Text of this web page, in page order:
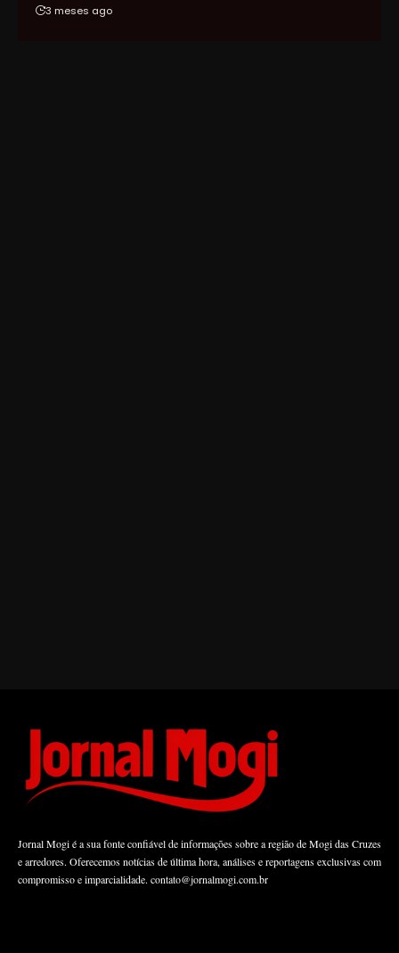
3 meses ago
Jornal Mogi é a sua fonte confiável de informações sobre a região de Mogi das Cruzes
e arredores. Oferecemos notícias de última hora, análises e reportagens exclusivas com
compromisso e imparcialidade. contato@jornalmogi.com.br